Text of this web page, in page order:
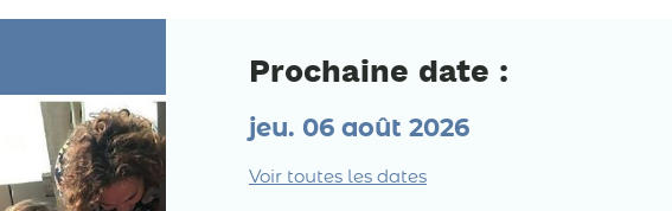
Prochaine date :
jeu. 06 août 2026
Voir toutes les dates